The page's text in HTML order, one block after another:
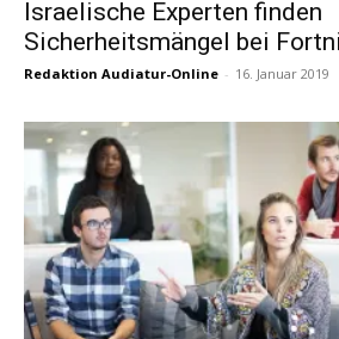
Israelische Experten finden
Sicherheitsmängel bei
Redaktion Audiatur-Online - 16. Januar 2019